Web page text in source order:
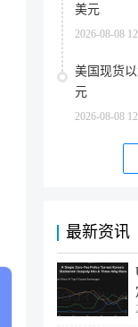
美元
2026-08-08
美国现货
元
2026-08-08
最新资讯